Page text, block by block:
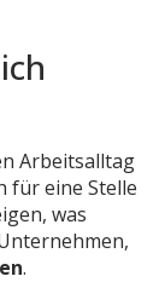
Arbeitsalltag
für eine Stelle
was
.